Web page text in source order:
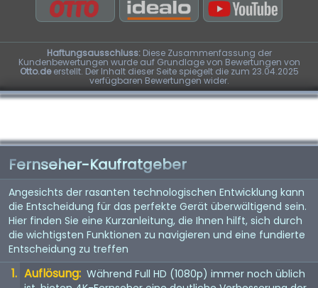
Haftungsausschluss:Diese Zusammenfassung der
Kundenbewertungen wurde auf Grundlage von Bewertungen von
Otto.deerstellt. Der Inhalt dieser Seite spiegelt die zum 23.04.2025
verfügbaren Bewertungen wider.
Fernseher-Kaufratgeber
Angesichts der rasanten technologischen Entwicklung kann
die Entscheidung für das perfekte Gerät überwältigend sein.
Hier finden Sie eine Kurzanleitung, die Ihnen hilft, sich durch
die wichtigsten Funktionen zu navigieren und eine fundierte
Entscheidung zu treffen
Auflösung: Während Full HD (1080p) immer noch üblich